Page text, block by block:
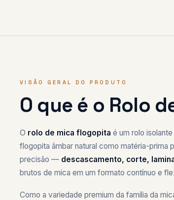
VISÃO GERAL DO PRODUTO
O que é o Rolo
O rolo de mica flogopita é um rolo
flogopita âmbar natural como matéria-
precisão — descascamento, corte,
brutos de mica em um formato contínuo e
Como a variedade premium da família da